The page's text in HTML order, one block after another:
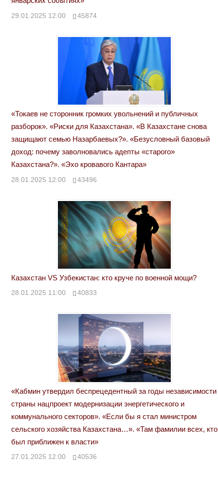
29.01.2025 12:00 45874
«Токаев не сторонник громких увольнений и публичных
разборок». «Риски для Казахстана». «В Казахстане снова
защищают семью Назарбаевых?». «Безусловный базовый
доход: почему заволновались адепты «старого»
Казахстана?». «Эхо кровавого Кантара»
28.01.2025 12:00 43496
Казахстан VS Узбекистан: кто круче по военной мощи?
28.01.2025 11:00 40833
«Кабмин утвердил беспрецедентный за годы независимости
страны нацпроект модернизации энергетического и
коммунального секторов». «Если бы я стал министром
сельского хозяйства Казахстана…». «Там фамилии всех, кто
был приближен к власти»
27.01.2025 12:00 40536